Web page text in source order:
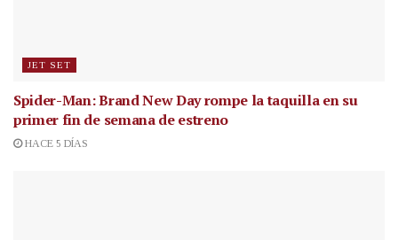
JET SET
Spider-Man: Brand New Day rompe la taquilla en su
primer fin de semana de estreno
HACE 5 DÍAS